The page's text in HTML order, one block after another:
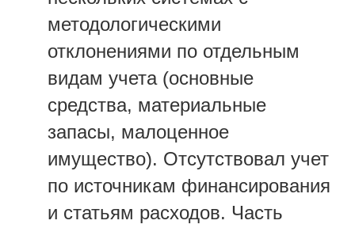
методологическими
отклонениями по отдельным
видам учета (основные
средства, материальные
запасы, малоценное
имущество). Отсутствовал учет
по источникам финансирования
и статьям расходов. Часть